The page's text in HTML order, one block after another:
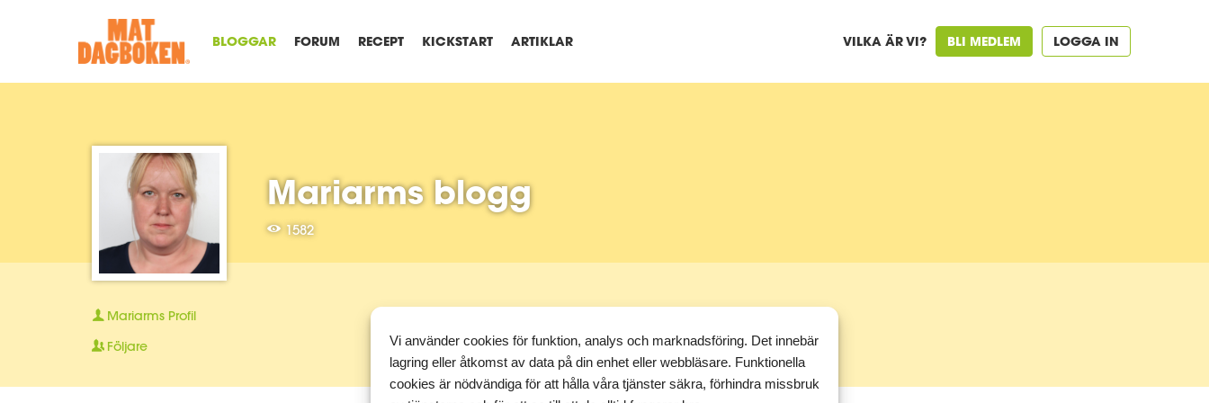
BLOGGAR FORUM RECEPT KICKSTART ARTIKLAR VILKA ÄR VI? BLI MEDLEM LOGGA IN
Mariarms blogg
1582
Mariarms Profil
Följare
Vi använder cookies för funktion, analys och marknadsföring. Det innebär
lagring eller åtkomst av data på din enhet eller webbläsare. Funktionella
cookies är nödvändiga för att hålla våra tjänster säkra, förhindra missbruk